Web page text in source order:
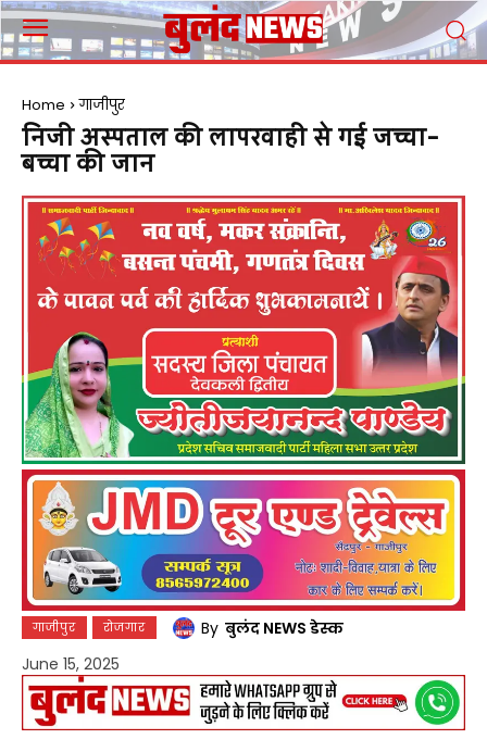
Home गाजीपुर
निजी अस्पताल की लापरवाही से गई जच्चा-
बच्चा की जान
गाजीपुर रोजगार By बुलंद NEWS डेस्क
June 15, 2025